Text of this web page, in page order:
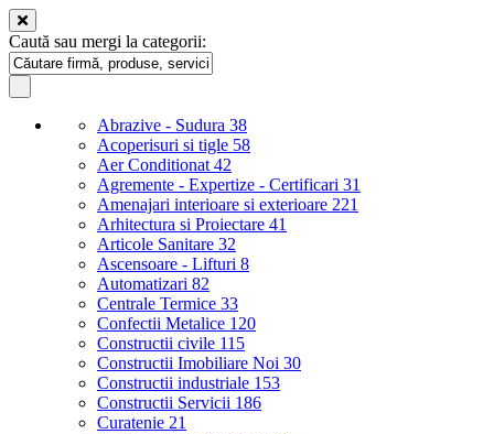
Caută sau mergi la categorii:
Abrazive - Sudura 38
Acoperisuri si tigle 58
Aer Conditionat 42
Agremente - Expertize - Certificari 31
Amenajari interioare si exterioare 221
Arhitectura si Proiectare 41
Articole Sanitare 32
Ascensoare - Lifturi 8
Automatizari 82
Centrale Termice 33
Confectii Metalice 120
Constructii civile 115
Constructii Imobiliare Noi 30
Constructii industriale 153
Constructii Servicii 186
Curatenie 21